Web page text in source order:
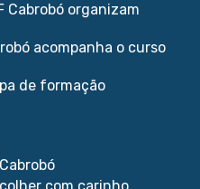
Cabrobó organizam
acompanha o curso
de formação